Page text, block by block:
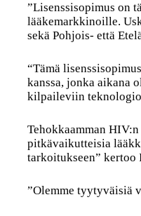
”Lisenssisopimus on
lääkemarkkinoille.
sekä Pohjois- että
“Tämä
kanssa, jonka aikana
kilpaileviin
Tehokkaamman
pitkävaikutteisia
tarkoitukseen”
”Olemme tyytyväisiä